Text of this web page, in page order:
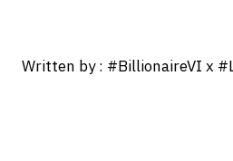
Written by : #BillionaireVI x